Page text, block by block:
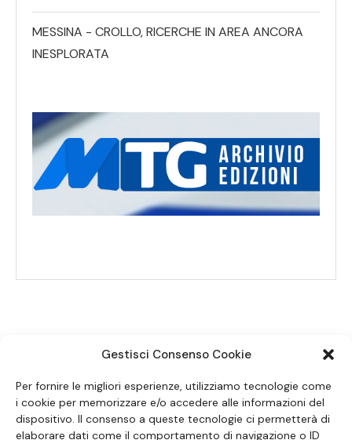
Gestisci Consenso Cookie
Per fornire le migliori esperienze, utilizziamo tecnologie come
i cookie per memorizzare e/o accedere alle informazioni del
dispositivo. Il consenso a queste tecnologie ci permetterà di
elaborare dati come il comportamento di navigazione o ID
MESSINA - CROLLO, RICERCHE IN AREA ANCORA
INESPLORATA
SEGUICI SUI SOCIAL